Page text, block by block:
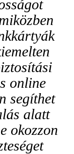
online
segíthet
alatt
okozzon